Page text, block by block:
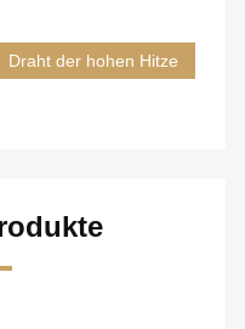
Draht der hohen Hitze